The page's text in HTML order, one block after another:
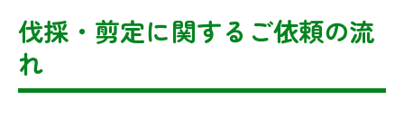
伐採・剪定に関するご依頼の流
れ